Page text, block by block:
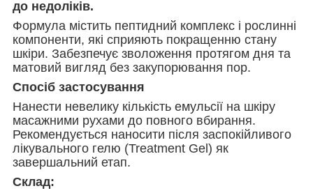
до недоліків.
Формула містить пептидний комплекс і рослинні
компоненти, які сприяють покращенню стану
шкіри. Забезпечує зволоження протягом дня та
матовий вигляд без закупорювання пор.
Спосіб застосування
Нанести невелику кількість емульсії на шкіру
масажними рухами до повного вбирання.
Рекомендується наносити після заспокійливого
лікувального гелю (Treatment Gel) як
завершальний етап.
Склад: